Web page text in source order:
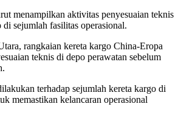
menampilkan aktivitas penyesuaian teknis
sejumlah fasilitas operasional.
rangkaian kereta kargo China-Eropa
teknis di depo perawatan sebelum
terhadap sejumlah kereta kargo di
memastikan kelancaran operasional